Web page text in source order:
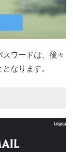
ワードは、後々
なります。